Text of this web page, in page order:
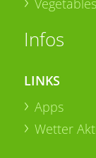
Infos
LINKS
Apps
Wetter